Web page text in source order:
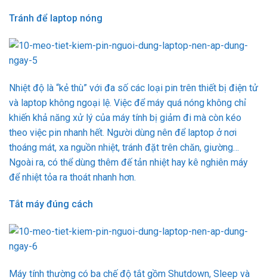
Tránh để laptop nóng
Nhiệt độ là “kẻ thù” với đa số các loại pin trên thiết bị điện tử
và laptop không ngoại lệ. Việc để máy quá nóng không chỉ
khiến khả năng xử lý của máy tính bị giảm đi mà còn kéo
theo việc pin nhanh hết. Người dùng nên để laptop ở nơi
thoáng mát, xa nguồn nhiệt, tránh đặt trên chăn, giường…
Ngoài ra, có thể dùng thêm đế tản nhiệt hay kê nghiên máy
để nhiệt tỏa ra thoát nhanh hơn.
Tắt máy đúng cách
Máy tính thường có ba chế độ tắt gồm Shutdown, Sleep và